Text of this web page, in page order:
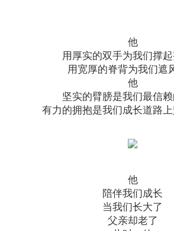
他
用厚实的双手为我们撑
用宽厚的脊背为我们遮
他
坚实的臂膀是我们最信
有力的拥抱是我们成长道路
他
陪伴我们成长
当我们长大了
父亲却老了